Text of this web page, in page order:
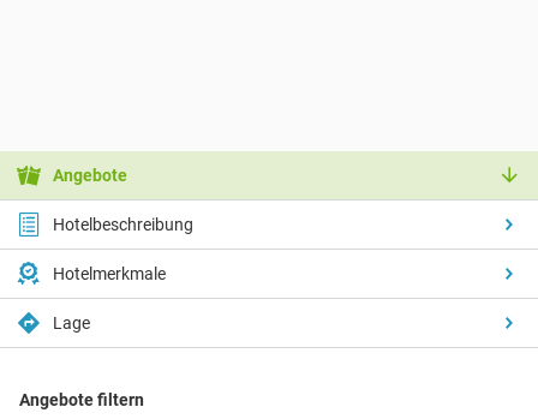
Angebote
Hotelbeschreibung
Hotelmerkmale
Lage
Angebote filtern